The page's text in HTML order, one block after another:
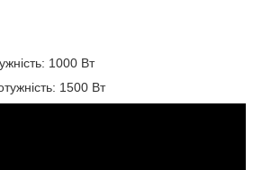
1000 Вт
1500 Вт